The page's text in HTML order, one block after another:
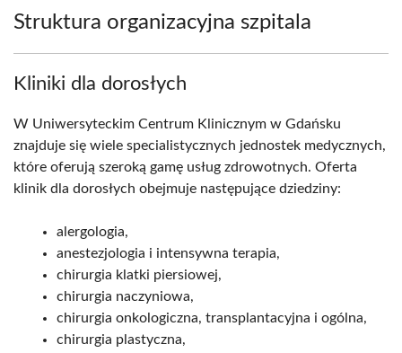
Struktura organizacyjna szpitala
Kliniki dla dorosłych
W Uniwersyteckim Centrum Klinicznym w Gdańsku
znajduje się wiele specialistycznych jednostek medycznych,
które oferują szeroką gamę usług zdrowotnych. Oferta
klinik dla dorosłych obejmuje następujące dziedziny:
alergologia,
anestezjologia i intensywna terapia,
chirurgia klatki piersiowej,
chirurgia naczyniowa,
chirurgia onkologiczna, transplantacyjna i ogólna,
chirurgia plastyczna,